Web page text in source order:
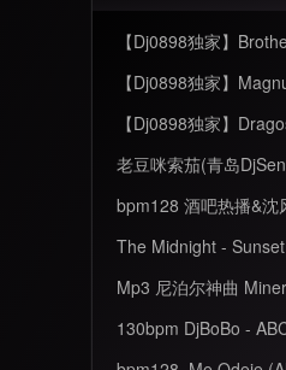
bpm128 酒吧热播&沈